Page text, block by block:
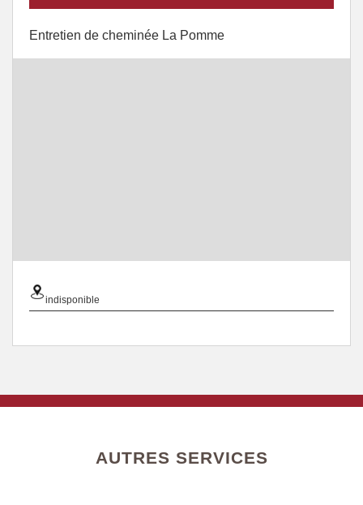
Entretien de cheminée La Pomme
indisponible
AUTRES SERVICES